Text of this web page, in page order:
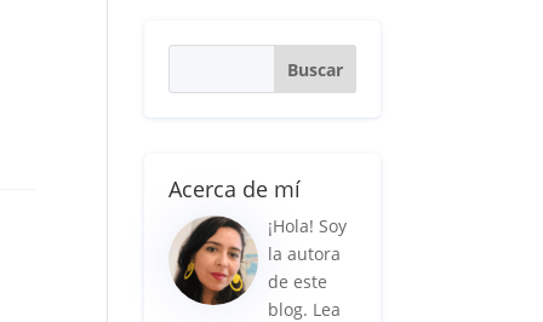
Acerca de mí
¡Hola! Soy
la autora
de este
blog. Lea